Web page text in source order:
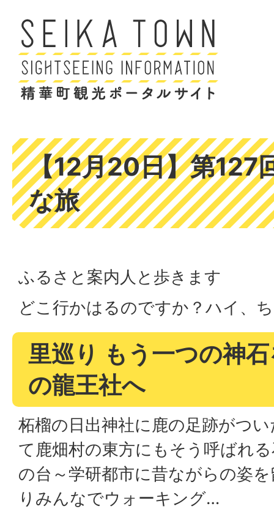
【12月20日】第127
な旅
ふるさと案内人と歩きます
どこ行かはるのですか？ハイ、
里巡り もう一つの神
の龍王社へ
柘榴の日出神社に鹿の足跡がつ
て鹿畑村の東方にもそう呼ばれ
の台～学研都市に昔ながらの姿
りみんなでウォーキング…